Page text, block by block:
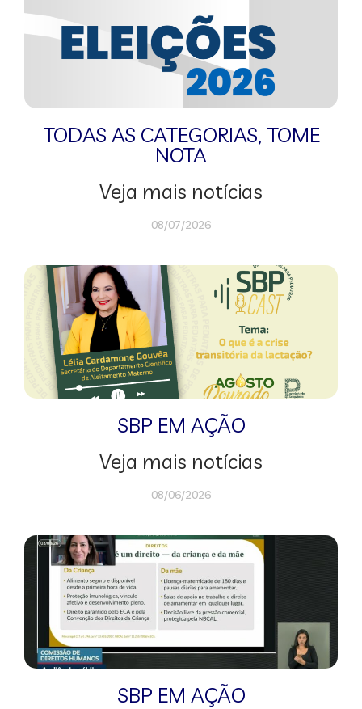
TODAS AS CATEGORIAS, TOME
NOTA
Veja mais notícias
08/07/2026
SBP EM AÇÃO
Veja mais notícias
08/06/2026
SBP EM AÇÃO